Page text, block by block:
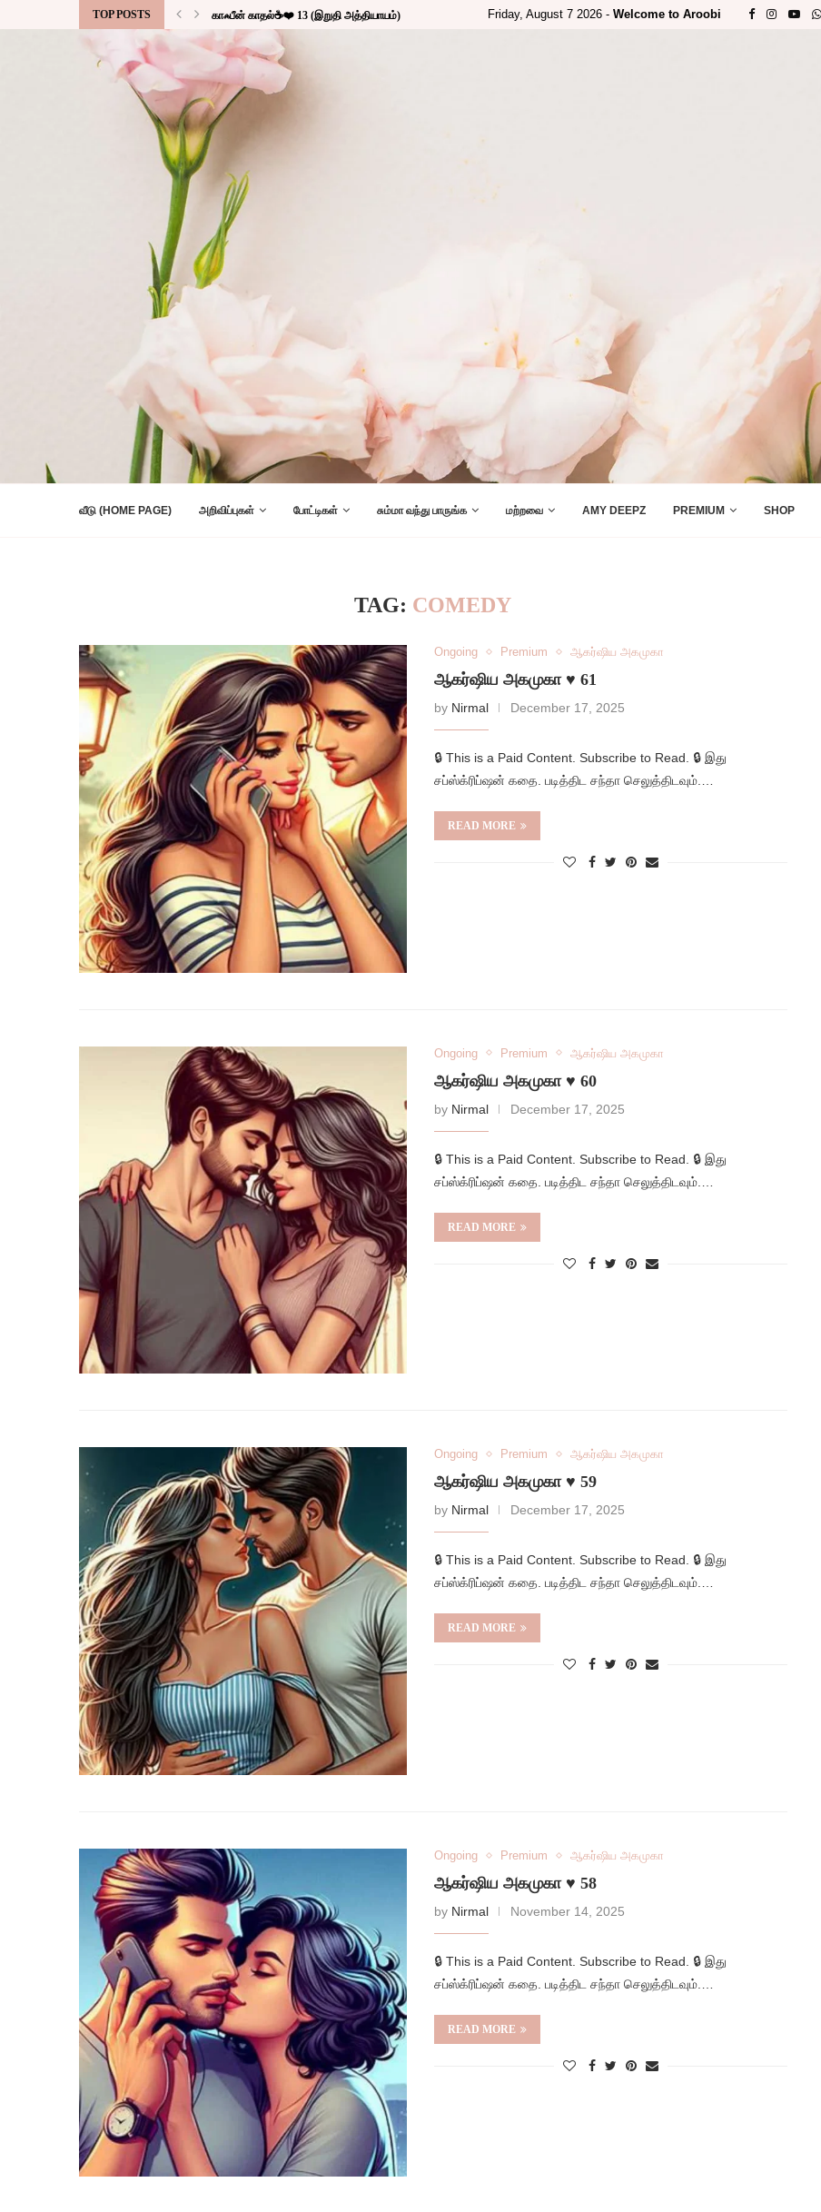
TOP POSTS காஃபீன் காதல்☕❤️ 13 (இறுதி அத்தியாயம்) Friday, August 7 2026 - Welcome to Aroobi
வீடு (HOME PAGE) அறிவிப்புகள் போட்டிகள் சும்மா வந்து பாருங்க மற்றவை AMY DEEPZ PREMIUM SHOP
TAG: COMEDY
Ongoing Premium ஆகர்ஷிய அகமுகா
ஆகர்ஷிய அகமுகா ♥️ 61
by Nirmal December 17, 2025
🔒 This is a Paid Content. Subscribe to Read. 🔒 இது
சப்ஸ்க்ரிப்ஷன் கதை. படித்திட சந்தா செலுத்திடவும்.…
READ MORE
Ongoing Premium ஆகர்ஷிய அகமுகா
ஆகர்ஷிய அகமுகா ♥️ 60
by Nirmal December 17, 2025
🔒 This is a Paid Content. Subscribe to Read. 🔒 இது
சப்ஸ்க்ரிப்ஷன் கதை. படித்திட சந்தா செலுத்திடவும்.…
READ MORE
Ongoing Premium ஆகர்ஷிய அகமுகா
ஆகர்ஷிய அகமுகா ♥️ 59
by Nirmal December 17, 2025
🔒 This is a Paid Content. Subscribe to Read. 🔒 இது
சப்ஸ்க்ரிப்ஷன் கதை. படித்திட சந்தா செலுத்திடவும்.…
READ MORE
Ongoing Premium ஆகர்ஷிய அகமுகா
ஆகர்ஷிய அகமுகா ♥️ 58
by Nirmal November 14, 2025
🔒 This is a Paid Content. Subscribe to Read. 🔒 இது
சப்ஸ்க்ரிப்ஷன் கதை. படித்திட சந்தா செலுத்திடவும்.…
READ MORE